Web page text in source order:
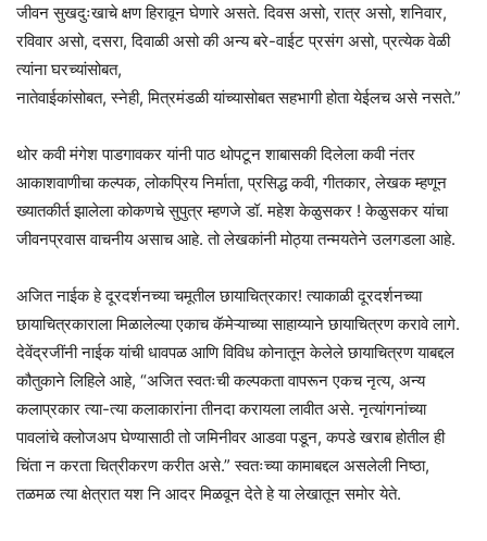
जीवन सुखदुःखाचे क्षण हिरावून घेणारे असते. दिवस असो, रात्र असो, शनिवार,
रविवार असो, दसरा, दिवाळी असो की अन्य बरे-वाईट प्रसंग असो, प्रत्येक वेळी
त्यांना घरच्यांसोबत,
नातेवाईकांसोबत, स्नेही, मित्रमंडळी यांच्यासोबत सहभागी होता येईलच असे नसते.”
थोर कवी मंगेश पाडगावकर यांनी पाठ थोपटून शाबासकी दिलेला कवी नंतर
आकाशवाणीचा कल्पक, लोकप्रिय निर्माता, प्रसिद्ध कवी, गीतकार, लेखक म्हणून
ख्यातकीर्त झालेला कोकणचे सुपुत्र म्हणजे डॉ. महेश केळुसकर ! केळुसकर यांचा
जीवनप्रवास वाचनीय असाच आहे. तो लेखकांनी मोठ्या तन्मयतेने उलगडला आहे.
अजित नाईक हे दूरदर्शनच्या चमूतील छायाचित्रकार! त्याकाळी दूरदर्शनच्या
छायाचित्रकाराला मिळालेल्या एकाच कॅमेऱ्याच्या साहाय्याने छायाचित्रण करावे लागे.
देवेंद्रजींनी नाईक यांची धावपळ आणि विविध कोनातून केलेले छायाचित्रण याबद्दल
कौतुकाने लिहिले आहे, “अजित स्वतःची कल्पकता वापरून एकच नृत्य, अन्य
कलाप्रकार त्या-त्या कलाकारांना तीनदा करायला लावीत असे. नृत्यांगनांच्या
पावलांचे क्लोजअप घेण्यासाठी तो जमिनीवर आडवा पडून, कपडे खराब होतील ही
चिंता न करता चित्रीकरण करीत असे.” स्वतःच्या कामाबद्दल असलेली निष्ठा,
तळमळ त्या क्षेत्रात यश नि आदर मिळवून देते हे या लेखातून समोर येते.